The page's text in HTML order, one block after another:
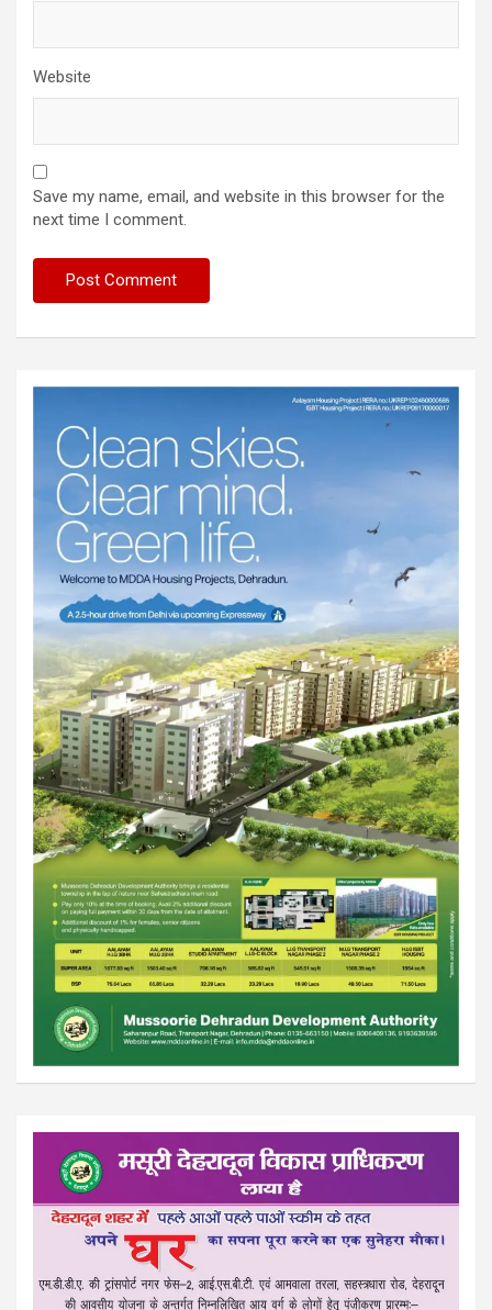
Website
Save my name, email, and website in this browser for the
next time I comment.